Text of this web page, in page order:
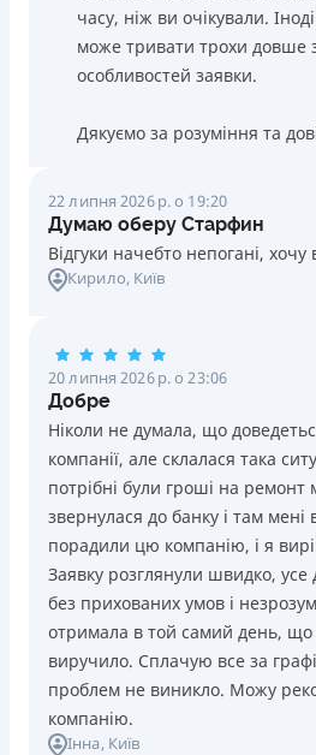
часу, ніж ви очікували.
може тривати трохи довше
особливостей заявки.
Дякуємо за розуміння та
22 липня 2026 р. о 19:20
Думаю оберу Старфин
Відгуки начебто непогані,
Кирило, Київ
20 липня 2026 р. о 23:06
Добре
Ніколи не думала, що
компанії, але склалася така
потрібні були гроші на
звернулася до банку і там мені
порадили цю компанію, і я
Заявку розглянули швидко,
без прихованих умов і
отримала в той самий день,
виручило. Сплачую все за
проблем не виникло. Можу
компанію.
Інна, Київ